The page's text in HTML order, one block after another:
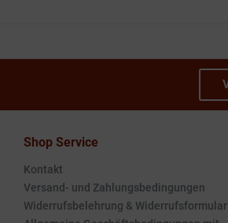
Shop Service
Kontakt
Versand- und Zahlungsbedingungen
Widerrufsbelehrung & Widerrufsformular